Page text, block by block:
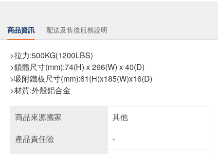
商品資訊 配送及售後服務說明
>拉力:500KG(1200LBS)
>鎖體尺寸(mm):74(H) x 266(W) x 40(D)
>吸附鐵板尺寸(mm):61(H)x185(W)x16(D)
>材質:外殼鋁合金
商品來源國家
其他
產品責任險
-